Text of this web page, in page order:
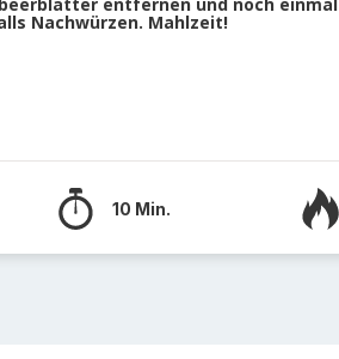
Nachwürzen. Mahlzeit!
10 Min.